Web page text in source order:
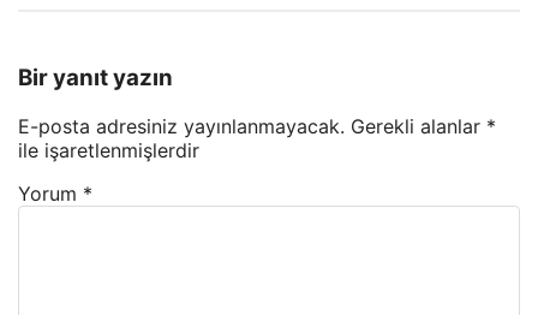
Bir yanıt yazın
E-posta adresiniz yayınlanmayacak. Gerekli alanlar *
ile işaretlenmişlerdir
Yorum *